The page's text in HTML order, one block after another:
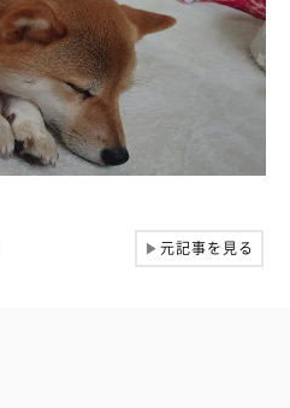
▶元記事を見る